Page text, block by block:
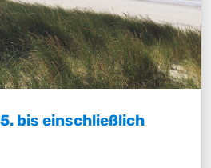
bis einschließlich